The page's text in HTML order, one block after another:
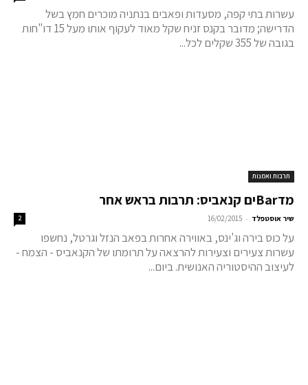
עשרות בתי קפה, מסעדות ופאבים בנתניה מוכרים חמץ בשל
הדרישה; מדובר בקנס זניח שקל מאוד לעקוף אותו מעל 15 דו"חות
בגובה של 355 שקלים לכל...
תרבות ואמנות
מדBarים קנאביס: תרבות בראש אחר
שיר אוסטפלד -
16/02/2015
2
על כוס בירה וג'ינס, באווירה אחרות בפאב הנזל וגרטל, נחשפו
עשרות צעירים וצעירות להרצאה על תרומתו של הקנאביס - הצמח -
לעיצוב ההיסטוריה האנושית. ביום...